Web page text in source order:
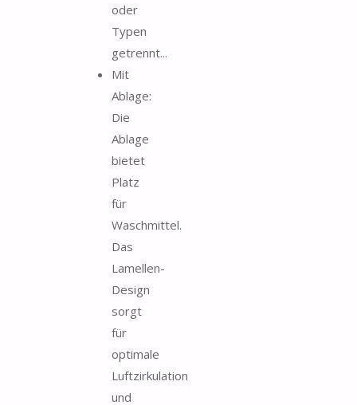
oder
Typen
getrennt...
Mit
Ablage:
Die
Ablage
bietet
Platz
für
Waschmittel.
Das
Lamellen-
Design
sorgt
für
optimale
Luftzirkulation
und